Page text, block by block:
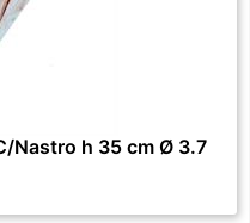
Nastro h 35 cm Ø 3.7